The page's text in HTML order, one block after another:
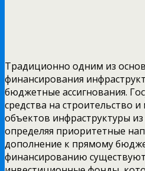
Традиционно одним из
финансирования
бюджетные ассигнования.
средства на строительство
объектов инфраструктуры
определяя приоритетные
дополнение к прямому
финансированию